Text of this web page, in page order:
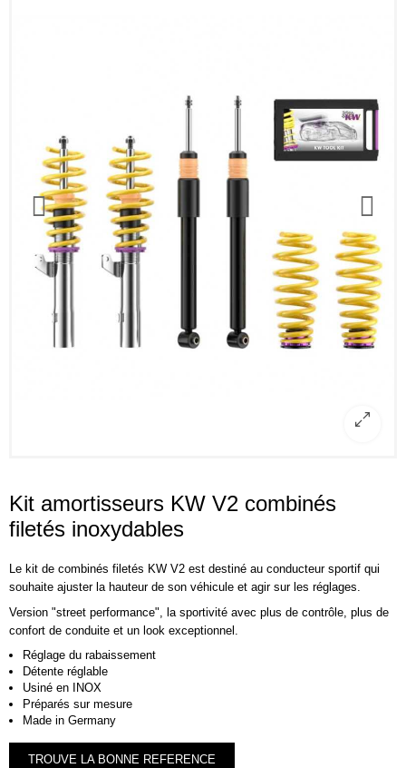
Kit amortisseurs KW V2 combinés
filetés inoxydables
Le kit de combinés filetés KW V2 est destiné au conducteur sportif qui
souhaite ajuster la hauteur de son véhicule et agir sur les réglages.
Version "street performance", la sportivité avec plus de contrôle, plus de
confort de conduite et un look exceptionnel.
Réglage du rabaissement
Détente réglable
Usiné en INOX
Préparés sur mesure
Made in Germany
TROUVE LA BONNE REFERENCE